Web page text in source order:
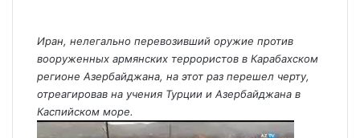
Иран, нелегально перевозивший оружие против
вооруженных армянских террористов в Карабахском
регионе Азербайджана, на этот раз перешел черту,
отреагировав на учения Турции и Азербайджана в
Каспийском море.